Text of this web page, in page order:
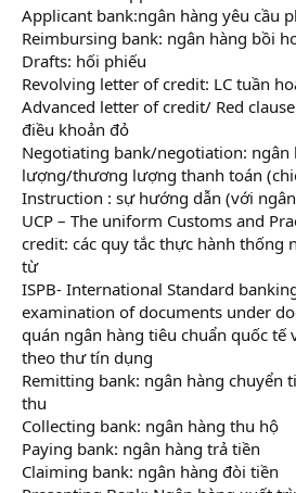
Applicant bank:ngân hàng yêu cầu
Reimbursing bank: ngân hàng bồi
Drafts: hối phiếu
Revolving letter of credit: LC tuần
Advanced letter of credit/ Red
điều khoản đỏ
Negotiating bank/negotiation: ngân
lượng/thương lượng thanh toán
Instruction : sự hướng dẫn (với
UCP – The uniform Customs and
credit: các quy tắc thực hành thống
từ
ISPB- International Standard
examination of documents under
quán ngân hàng tiêu chuẩn quốc tế
theo thư tín dụng
Remitting bank: ngân hàng chuyển
thu
Collecting bank: ngân hàng thu hộ
Paying bank: ngân hàng trả tiền
Claiming bank: ngân hàng đòi tiền